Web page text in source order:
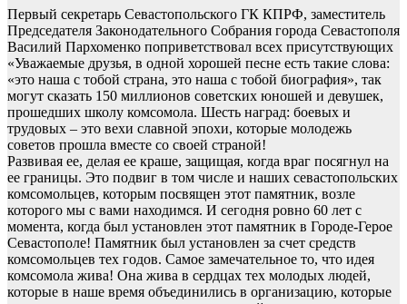
Первый секретарь Севастопольского ГК КПРФ, заместитель
Председателя Законодательного Собрания города Севастополя
Василий Пархоменко поприветствовал всех присутствующих
«Уважаемые друзья, в одной хорошей песне есть такие слова:
«это наша с тобой страна, это наша с тобой биография», так
могут сказать 150 миллионов советских юношей и девушек,
прошедших школу комсомола. Шесть наград: боевых и
трудовых – это вехи славной эпохи, которые молодежь
советов прошла вместе со своей страной!
Развивая ее, делая ее краше, защищая, когда враг посягнул на
ее границы. Это подвиг в том числе и наших севастопольских
комсомольцев, которым посвящен этот памятник, возле
которого мы с вами находимся. И сегодня ровно 60 лет с
момента, когда был установлен этот памятник в Городе-Герое
Севастополе! Памятник был установлен за счет средств
комсомольцев тех годов. Самое замечательное то, что идея
комсомола жива! Она жива в сердцах тех молодых людей,
которые в наше время объединились в организацию, которые